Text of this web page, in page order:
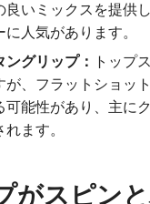
良いミックスを提供
に人気があります。
ングリップ：
トップ
が、フラットショッ
可能性があり、主に
ます。
がスピン